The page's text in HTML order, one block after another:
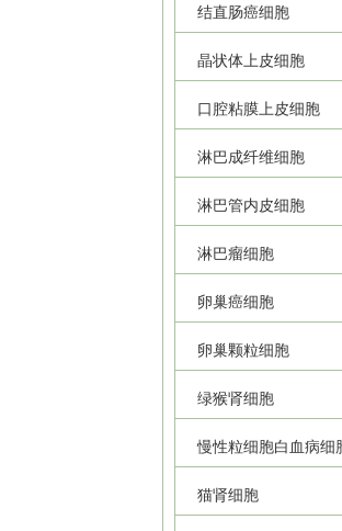
结直肠癌细胞
晶状体上皮细胞
口腔粘膜上皮细胞
淋巴成纤维细胞
淋巴管内皮细胞
淋巴瘤细胞
卵巢癌细胞
卵巢颗粒细胞
绿猴肾细胞
慢性粒细胞白血病细
猫肾细胞